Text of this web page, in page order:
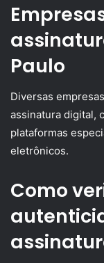
Paulo
Diversas
assinatura digital,
plataformas
eletrônicos.
Como